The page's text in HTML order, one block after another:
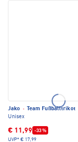
Jako ·
Team Fußballtrikot
Unisex
€ 11,99 -33 %
UVP* € 17,99